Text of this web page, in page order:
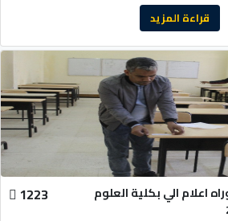
قراءة المزيد
اعلام الي بكلية العلوم
1223